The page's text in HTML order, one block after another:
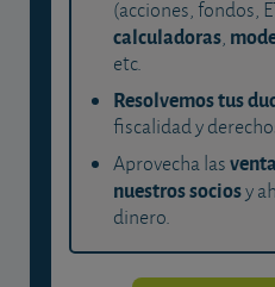
(acciones, fondos,
calculadoras,
etc.
Resolvemos tus
fiscalidad y
Aprovecha las
nuestros sociosy
dinero.